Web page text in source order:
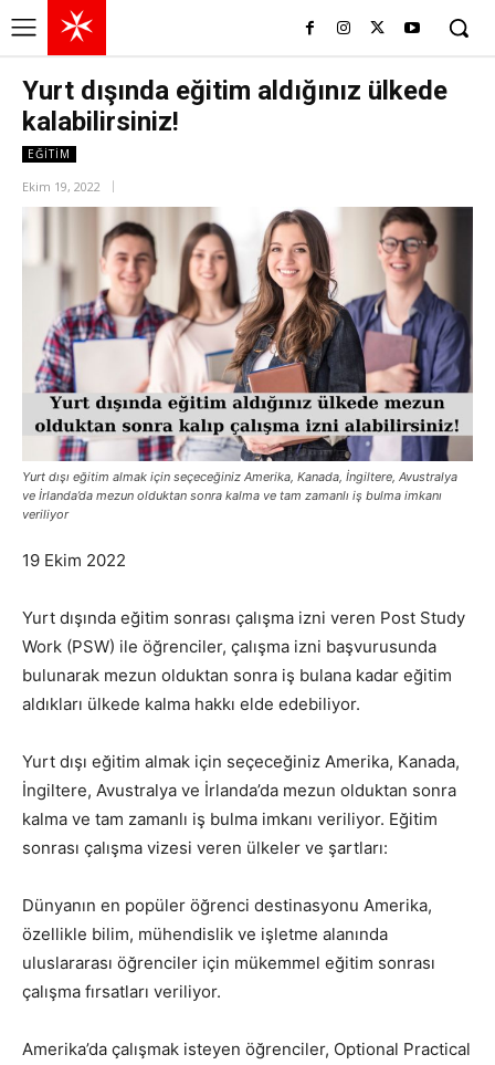
Yurt dışında eğitim aldığınız ülkede
kalabilirsiniz!
EĞITIM
Ekim 19, 2022
Yurt dışı eğitim almak için seçeceğiniz Amerika, Kanada, İngiltere, Avustralya
ve İrlanda’da mezun olduktan sonra kalma ve tam zamanlı iş bulma imkanı
veriliyor
19 Ekim 2022
Yurt dışında eğitim sonrası çalışma izni veren Post Study
Work (PSW) ile öğrenciler, çalışma izni başvurusunda
bulunarak mezun olduktan sonra iş bulana kadar eğitim
aldıkları ülkede kalma hakkı elde edebiliyor.
Yurt dışı eğitim almak için seçeceğiniz Amerika, Kanada,
İngiltere, Avustralya ve İrlanda’da mezun olduktan sonra
kalma ve tam zamanlı iş bulma imkanı veriliyor. Eğitim
sonrası çalışma vizesi veren ülkeler ve şartları:
Dünyanın en popüler öğrenci destinasyonu Amerika,
özellikle bilim, mühendislik ve işletme alanında
uluslararası öğrenciler için mükemmel eğitim sonrası
çalışma fırsatları veriliyor.
Amerika’da çalışmak isteyen öğrenciler, Optional Practical